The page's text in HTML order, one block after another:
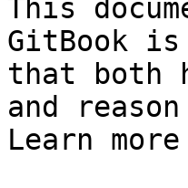
This
GitBook
that both
and
Learn